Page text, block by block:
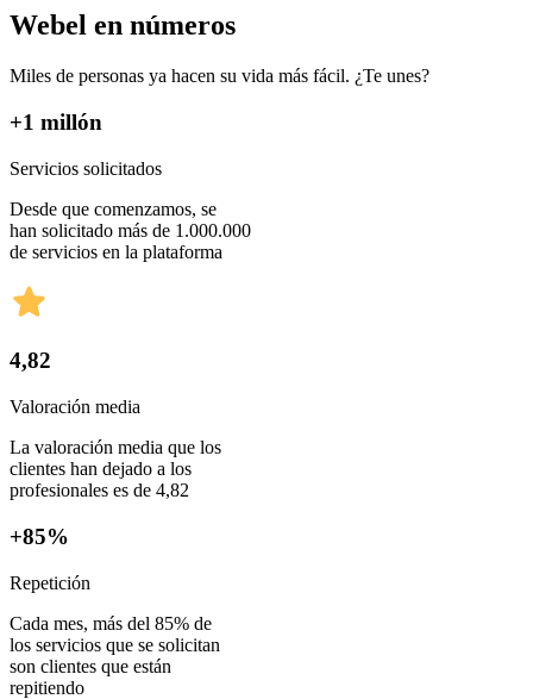
Webel en números
Miles de personas ya hacen su vida más fácil. ¿Te unes?
+1 millón
Servicios solicitados
Desde que comenzamos, se
han solicitado más de 1.000.000
de servicios en la plataforma
4,82
Valoración media
La valoración media que los
clientes han dejado a los
profesionales es de 4,82
+85%
Repetición
Cada mes, más del 85% de
los servicios que se solicitan
son clientes que están
repitiendo